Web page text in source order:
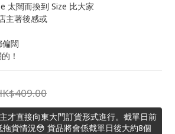
太闊而換到 Size 比大家
主著後感或
偏闊
！
才直接向東大門訂貨形式進行。截單日前
貨情況😳 貨品將會係截單日後大約8個